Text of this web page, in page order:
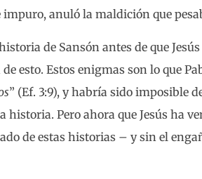
anuló la maldición que
de Sansón antes de que
esto. Estos enigmas son lo que
” (Ef. 3:9), y habría sido imposible
Pero ahora que Jesús ha
de estas historias – y sin el